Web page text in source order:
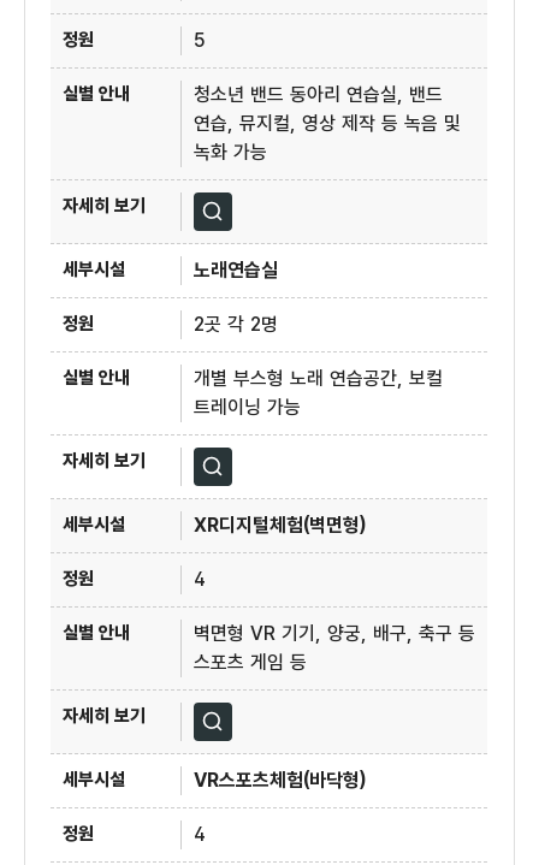
5
청소년 밴드 동아리 연습실, 밴드
연습, 뮤지컬, 영상 제작 등 녹음 및
녹화 가능
자세히보기
노래연습실
2곳 각 2명
개별 부스형 노래 연습공간, 보컬
트레이닝 가능
자세히보기
XR디지털체험(벽면형)
4
벽면형 VR 기기, 양궁, 배구, 축구 등
스포츠 게임 등
자세히보기
VR스포츠체험(바닥형)
4